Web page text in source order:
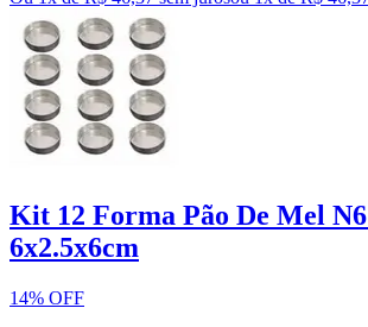
Kit 12 Forma Pão De Mel
6x2.5x6cm
14% OFF